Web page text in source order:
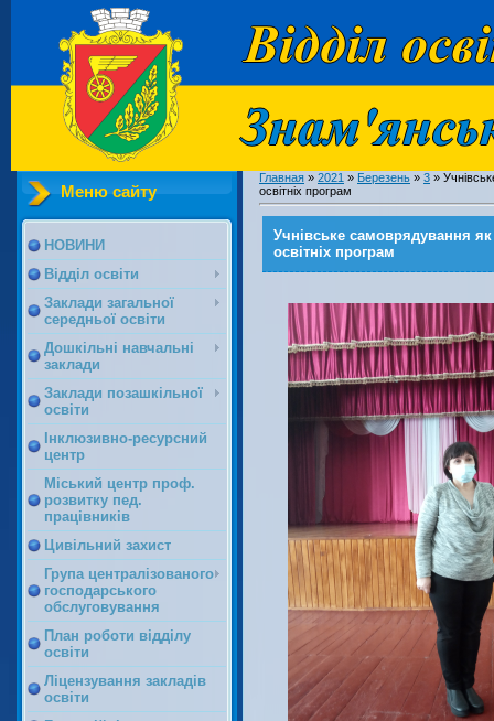
Меню сайту
НОВИНИ
Відділ освіти
Заклади загальної
середньої освіти
Дошкільні навчальні
заклади
Заклади позашкільної
освіти
Інклюзивно-ресурсний
центр
Міський центр проф.
розвитку пед.
працівників
Цивільний захист
Група централізованого
господарського
обслуговування
План роботи відділу
освіти
Ліцензування закладів
освіти
Главная » 2021 » Березень » 3 »
освітніх програм
Учнівське самоврядування як
освітніх програм